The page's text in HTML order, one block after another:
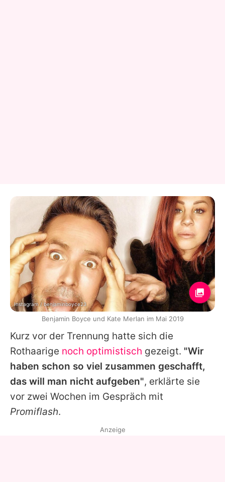
Kurz vor der Trennung hatte sich die
Rothaarige noch optimistisch gezeigt. "Wir
haben schon so viel zusammen geschafft,
das will man nicht aufgeben", erklärte sie
vor zwei Wochen im Gespräch mit
Promiflash.
Instagram / benjaminboyce23
Benjamin Boyce und Kate Merlan im Mai 2019
Anzeige